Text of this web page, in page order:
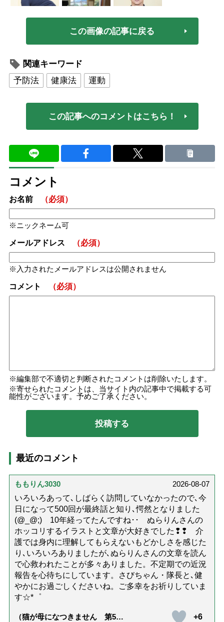
この画像の記事に戻る
関連キーワード
予防法
健康法 運動
この記事へのコメントはこちら！
コメント
お名前 （必須）
ニックネーム可
メールアドレス （必須）
入力されたメールアドレスは公開されません
コメント （必須）
編集部で不適切と判断されたコメントは削除いたします。
寄せられたコメントは、当サイト内の記事中で掲載する可
能性がございます。予めご了承ください。
最近のコメント
ももりん3030
2026-08-07
いろいろあって､しばらく訪問していなかったので､今
日になって500回が最終話と知り､愕然となりました
(@_@;) 10年経ってたんですね･･ ぬらりんさんの
ホッコリするイラストと文章が大好きでした❢❢ 介
護では身内に理解してもらえないもどかしさを感じた
り､いろいろありましたが､ぬらりんさんの文章を読ん
で心救われたことが多々ありました。不定期での近況
報告を心待ちにしています。さびちゃん・隊長と､健
やかにお過ごしくださいね。ご多幸をお祈りしていま
す☆*゜
（猫が母になつきません 第500
+6